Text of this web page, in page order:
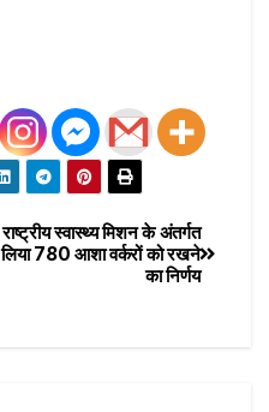
राष्ट्रीय स्वास्थ्य मिशन के अंतर्गत
लिया 780 आशा वर्करों को रखने
का निर्णय